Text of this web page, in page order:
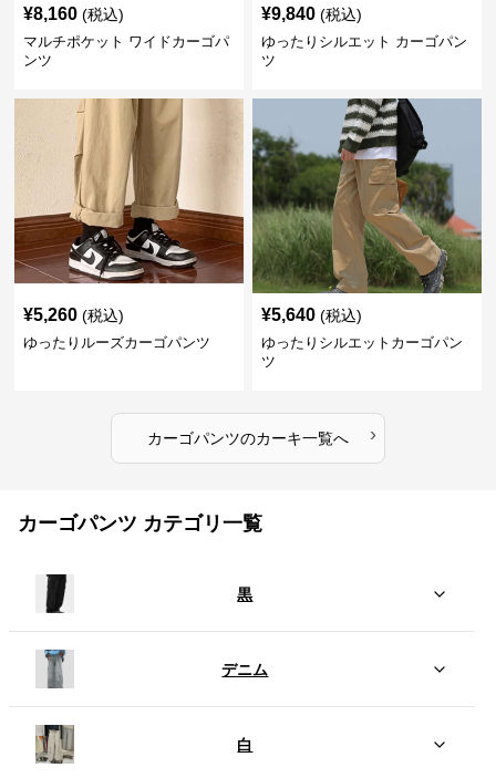
¥8,160 (税込)
マルチポケット ワイドカーゴパ
ンツ
¥9,840 (税込)
ゆったりシルエット カーゴパン
ツ
¥5,260 (税込)
ゆったりルーズカーゴパンツ
¥5,640 (税込)
ゆったりシルエットカーゴパン
ツ
カーゴパンツのカーキ一覧へ ›
カーゴパンツ カテゴリ一覧
黒
デニム
白